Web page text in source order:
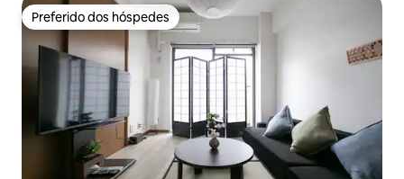
Preferido dos hóspedes
Preferido dos hóspedes